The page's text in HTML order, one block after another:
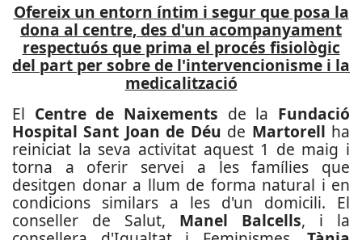
Ofereix un entorn íntim i segur que posa la
dona al centre, des d'un acompanyament
respectuós que prima el procés fisiològic
del part per sobre de l'intervencionisme i la
medicalització
El Centre de Naixements de la Fundació
Hospital Sant Joan de Déu de Martorell ha
reiniciat la seva activitat aquest 1 de maig i
torna a oferir servei a les famílies que
desitgen donar a llum de forma natural i en
condicions similars a les d'un domicili. El
conseller de Salut, Manel Balcells, i la